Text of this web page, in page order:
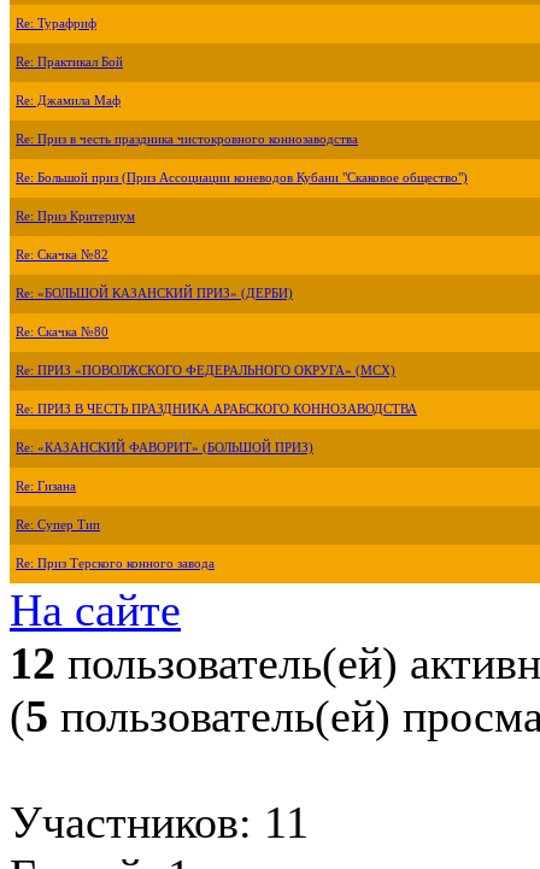
Re: Турафриф
Re: Практикал Бой
Re: Джамила Маф
Re: Приз в честь праздника чистокровного коннозаводства
Re: Большой приз (Приз Ассоциации коневодов Кубани "Скаковое общество")
Re: Приз Критериум
Re: Скачка №82
Re: «БОЛЬШОЙ КАЗАНСКИЙ ПРИЗ» (ДЕРБИ)
Re: Скачка №80
Re: ПРИЗ «ПОВОЛЖСКОГО ФЕДЕРАЛЬНОГО ОКРУГА» (МСХ)
Re: ПРИЗ В ЧЕСТЬ ПРАЗДНИКА АРАБСКОГО КОННОЗАВОДСТВА
Re: «КАЗАНСКИЙ ФАВОРИТ» (БОЛЬШОЙ ПРИЗ)
Re: Гизана
Re: Супер Тип
Re: Приз Терского конного завода
На сайте
12 пользователь(ей)
(5 пользователь(ей)
Участников: 11